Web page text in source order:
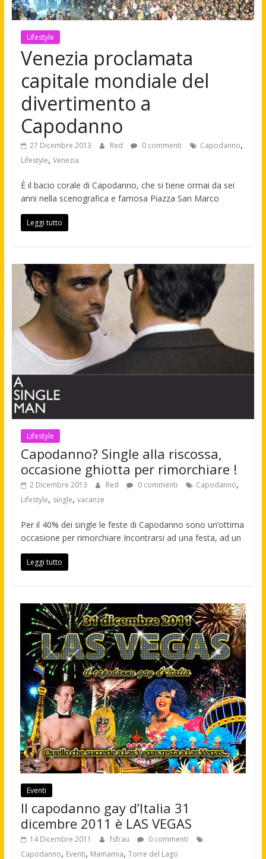
Lifestyle
Venezia proclamata
capitale mondiale del
divertimento a
Capodanno
27 Dicembre 2013 Red 0 commenti Capodanno,
Lifestyle, Venezia
È il bacio corale di Capodanno, che si tiene ormai da sei
anni nella scenografica e famosa Piazza San Marco
Leggi tutto
Lifestyle
Capodanno? Single alla riscossa,
occasione ghiotta per rimorchiare !
2 Dicembre 2013 Red 0 commenti Capodanno,
Lifestyle, single, vacanze
Per il 40% dei single le feste di Capodanno sono un’ottima
occasione per rimorchiare Incontrarsi ad una festa, ad un
Leggi tutto
Eventi
Il capodanno gay d’Italia 31
dicembre 2011 è LAS VEGAS
14 Dicembre 2011 fsfrau
0 commenti
Capodanno, Eventi, Mamamia, Torre del Lago